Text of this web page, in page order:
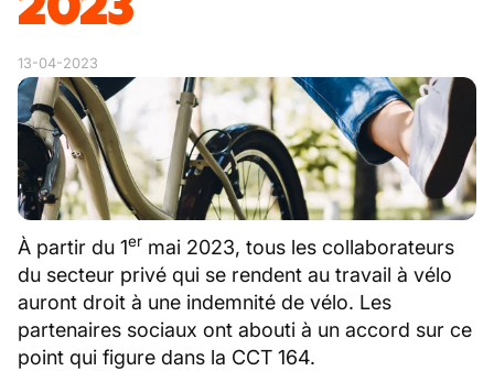
13-04-2023
À partir du 1er mai 2023, tous les collaborateurs
du secteur privé qui se rendent au travail à vélo
auront droit à une indemnité de vélo. Les
partenaires sociaux ont abouti à un accord sur ce
point qui figure dans la CCT 164.